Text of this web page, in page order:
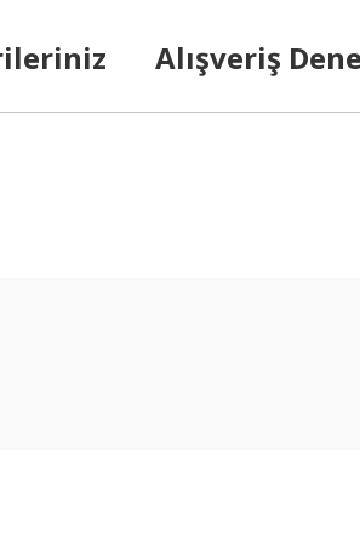
Alışveriş